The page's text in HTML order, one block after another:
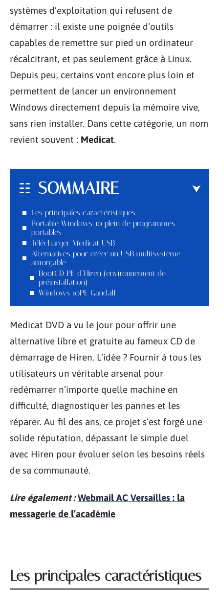
systèmes d’exploitation qui refusent de
démarrer : il existe une poignée d’outils
capables de remettre sur pied un ordinateur
récalcitrant, et pas seulement grâce à Linux.
Depuis peu, certains vont encore plus loin et
permettent de lancer un environnement
Windows directement depuis la mémoire vive,
sans rien installer. Dans cette catégorie, un nom
revient souvent : Medicat.
SOMMAIRE
Les principales caractéristiques
Portable Windows 10 plein de programmes
portables
Télécharger Medicat USB
Alternatives pour créer un USB multisystème
amorçable
BootCD PE d’Hiren (environnement de
préinstallation)
Windows 10PE Gandalf
Medicat DVD a vu le jour pour offrir une
alternative libre et gratuite au fameux CD de
démarrage de Hiren. L’idée ? Fournir à tous les
utilisateurs un véritable arsenal pour
redémarrer n’importe quelle machine en
difficulté, diagnostiquer les pannes et les
réparer. Au fil des ans, ce projet s’est forgé une
solide réputation, dépassant le simple duel
avec Hiren pour évoluer selon les besoins réels
de sa communauté.
Lire également : Webmail AC Versailles : la
messagerie de l’académie
Les principales caractéristiques